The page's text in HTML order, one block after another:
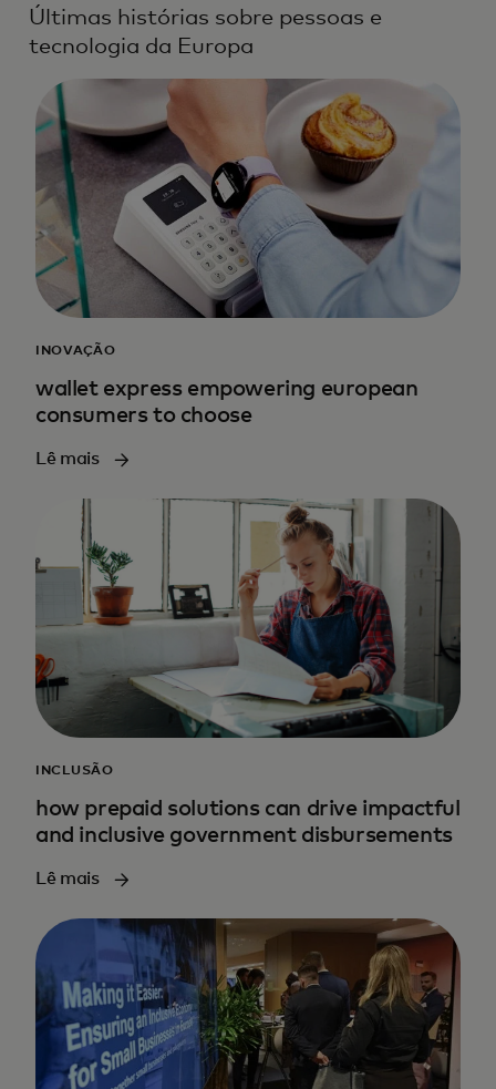
Últimas histórias sobre pessoas e
tecnologia da Europa
INOVAÇÃO
wallet express empowering european
consumers to choose
Lê mais
INCLUSÃO
how prepaid solutions can drive impactful
and inclusive government disbursements
Lê mais